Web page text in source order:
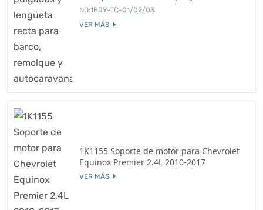
NO:1BJY-TC-01/02/03
VER MÁS
1K1155 Soporte de motor para Chevrolet
Equinox Premier 2.4L 2010-2017
VER MÁS